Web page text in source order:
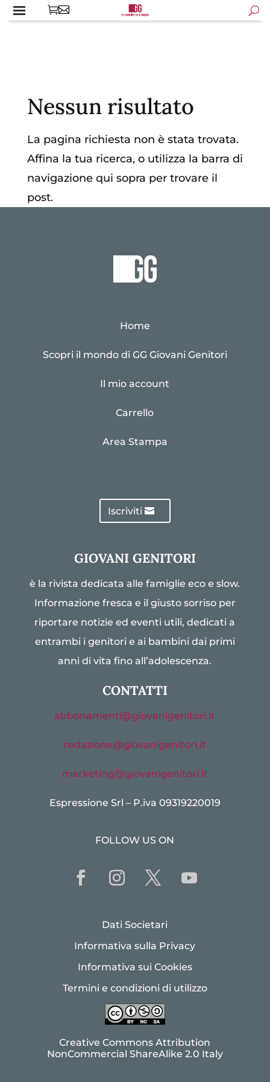
Nessun risultato
La pagina richiesta non è stata trovata.
Affina la tua ricerca, o utilizza la barra di
navigazione qui sopra per trovare il
post.
Home
Scopri il mondo di GG Giovani Genitori
Il mio account
Carrello
Area Stampa
Iscriviti
GIOVANI GENITORI
è la rivista dedicata alle famiglie eco e slow.
Informazione fresca e il giusto sorriso per
riportare notizie ed eventi utili, dedicati a
entrambi i genitori e ai bambini dai primi
anni di vita fino all’adolescenza.
CONTATTI
abbonamenti@giovanigenitori.it
redazione@giovanigenitori.it
marketing@giovanigenitori.it
Espressione Srl – P.iva 09319220019
FOLLOW US ON
Dati Societari
Informativa sulla Privacy
Informativa sui Cookies
Termini e condizioni di utilizzo
Creative Commons Attribution
NonCommercial ShareAlike 2.0 Italy